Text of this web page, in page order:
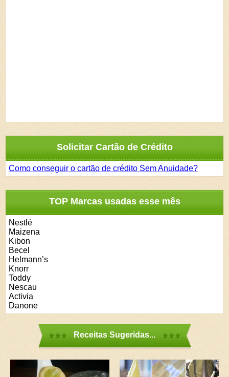
Solicitar Cartão de Crédito
Como conseguir o cartão de crédito Sem Anuidade?
TOP Marcas usadas esse mês
Nestlé
Maizena
Kibon
Becel
Helmann’s
Knorr
Toddy
Nescau
Activia
Danone
Receitas Sugeridas...